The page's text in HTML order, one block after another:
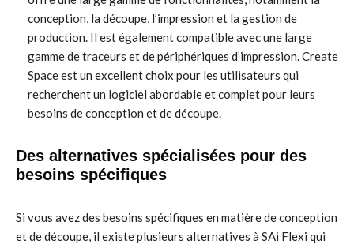
conception, la découpe, l’impression et la gestion de
production. Il est également compatible avec une large
gamme de traceurs et de périphériques d’impression. Create
Space est un excellent choix pour les utilisateurs qui
recherchent un logiciel abordable et complet pour leurs
besoins de conception et de découpe.
Des alternatives spécialisées pour des
besoins spécifiques
Si vous avez des besoins spécifiques en matière de conception
et de découpe, il existe plusieurs alternatives à SAi Flexi qui